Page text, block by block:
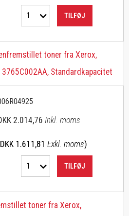
1 TILFØJ
toner fra Xerox,
Standardkapacitet
2.014,76 Inkl. moms
1.611,81 Exkl. moms)
1 TILFØJ
toner fra Xerox,